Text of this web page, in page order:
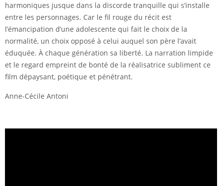
harmoniques jusque dans la discorde tranquille qui s’installe
entre les personnages. Car le fil rouge du récit est
l’émancipation d’une adolescente qui fait le choix de la
normalité, un choix opposé à celui auquel son père l’avait
éduquée. À chaque génération sa liberté. La narration limpide
et le regard empreint de bonté de la réalisatrice subliment ce
film dépaysant, poétique et pénétrant.
Anne-Cécile Antoni